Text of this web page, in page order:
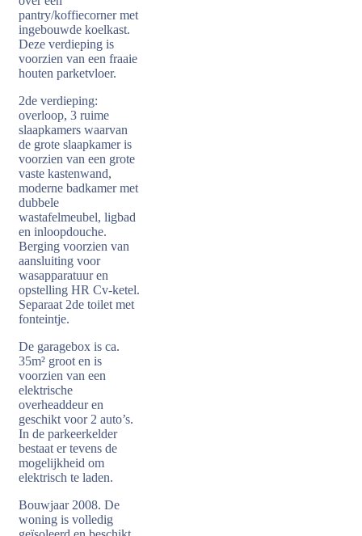
pantry/koffiecorner met
ingebouwde koelkast.
Deze verdieping is
voorzien van een fraaie
houten parketvloer.
2de verdieping:
overloop, 3 ruime
slaapkamers waarvan
de grote slaapkamer is
voorzien van een grote
vaste kastenwand,
moderne badkamer met
dubbele
wastafelmeubel, ligbad
en inloopdouche.
Berging voorzien van
aansluiting voor
wasapparatuur en
opstelling HR Cv-ketel.
Separaat 2de toilet met
fonteintje.
De garagebox is ca.
35m² groot en is
voorzien van een
elektrische
overheaddeur en
geschikt voor 2 auto’s.
In de parkeerkelder
bestaat er tevens de
mogelijkheid om
elektrisch te laden.
Bouwjaar 2008. De
woning is volledig